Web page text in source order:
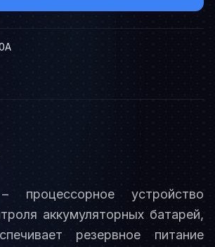
процессорное устройство
аккумуляторных батарей,
резервное питание